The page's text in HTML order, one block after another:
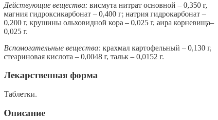
Действующие вещества: висмута нитрат основной – 0,350 г,
магния гидроксикарбонат – 0,400 г; натрия гидрокарбонат –
0,200 г, крушины ольховидной кора – 0,025 г, аира корневища–
0,025 г.
Вспомогательные вещества: крахмал картофельный – 0,130 г,
стеариновая кислота – 0,0048 г, тальк – 0,0152 г.
Лекарственная форма
Таблетки.
Описание